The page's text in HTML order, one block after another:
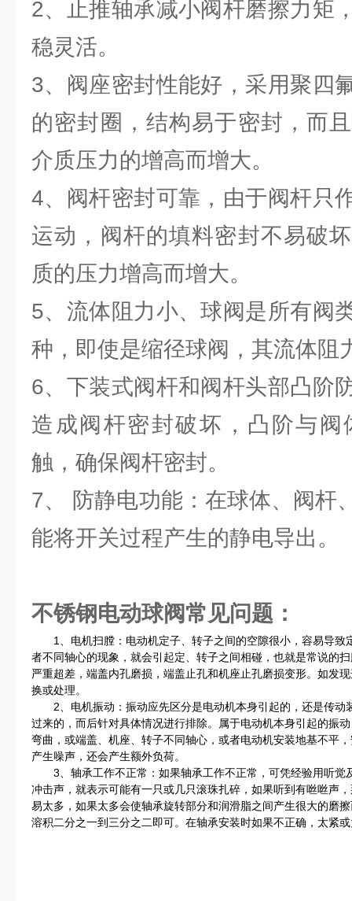
2、止推轴承减小阀杆磨擦力矩
稳灵活。
3、阀座密封性能好，采用聚四
的密封圈，结构易于密封，而
介质压力的增高而增大。
4、阀杆密封可靠，由于阀杆只
运动，阀杆的填料密封不易破
质的压力增高而增大。
5、流体阻力小、球阀是所有阀
种，即使是缩径球阀，其流体阻
6、下装式阀杆和阀杆头部凸阶
造成阀杆密封破坏，凸阶与
触，确保阀杆密封。
7、 防静电功能：在球体、阀杆
能将开关过程产生的静电导出。
不锈钢电动球阀常见问题：
1、电机扫膛：电动机定子、转子之间的空隙很小，容易导致
者不同轴心的现象，就会引起定、转子之间相碰，也就是常说的
严重超差，端盖内孔磨损，端盖止孔和机座止孔磨损变形。如发
换或处理。
2、电机振动：振动应先区分是电动机本身引起的，还是传动
过来的，而后针对具体情况进行排除。属于电动机本身引起的振
弯曲，或端盖、机座、转子不同轴心，或者电动机安装地基不平
产生噪声，还会产生额外负荷。
3、轴承工作不正常：如果轴承工作不正常，可凭经验用听觉
冲击声，就表示可能有一只或几只滚珠扎碎，如果听到有咝咝声
易太多，如果太多会使轴承旋转部分和润滑脂之间产生很大的磨
溶积二分之一到三分之二即可。在轴承安装时如果不正确，太紧